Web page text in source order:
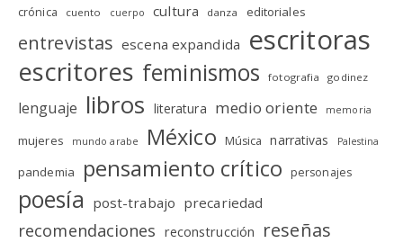
crónica cuento cuerpo cultura danza editoriales
entrevistas escena expandida escritoras
escritores feminismos fotografia godinez
lenguaje libros literatura medio oriente memoria
mujeres mundo arabe México Música narrativas Palestina
pandemia pensamiento crítico personajes
poesía post-trabajo precariedad
recomendaciones reconstrucción reseñas